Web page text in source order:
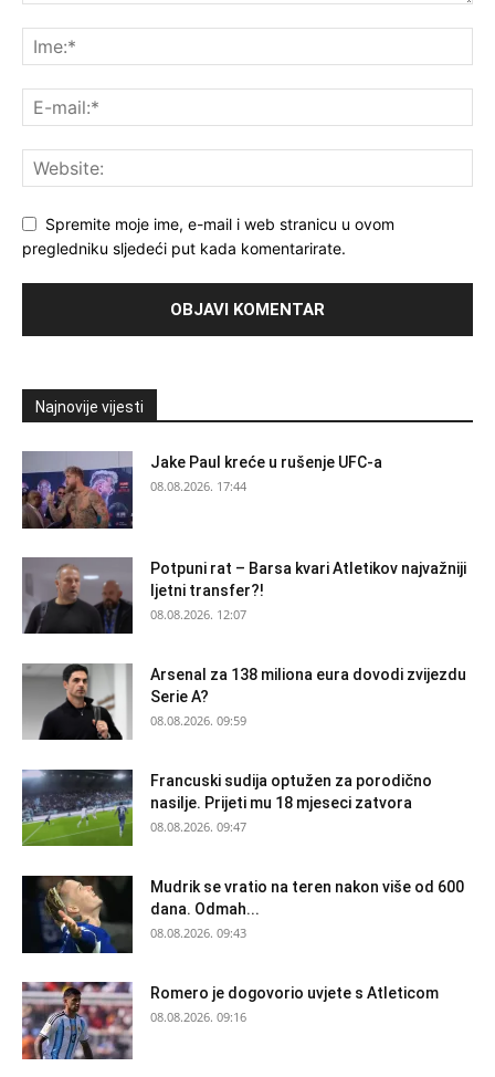
Spremite moje ime, e-mail i web stranicu u ovom
pregledniku sljedeći put kada komentarirate.
Najnovije vijesti
Jake Paul kreće u rušenje UFC-a
08.08.2026. 17:44
Potpuni rat – Barsa kvari Atletikov najvažniji
ljetni transfer?!
08.08.2026. 12:07
Arsenal za 138 miliona eura dovodi zvijezdu
Serie A?
08.08.2026. 09:59
Francuski sudija optužen za porodično
nasilje. Prijeti mu 18 mjeseci zatvora
08.08.2026. 09:47
Mudrik se vratio na teren nakon više od 600
dana. Odmah...
08.08.2026. 09:43
Romero je dogovorio uvjete s Atleticom
08.08.2026. 09:16